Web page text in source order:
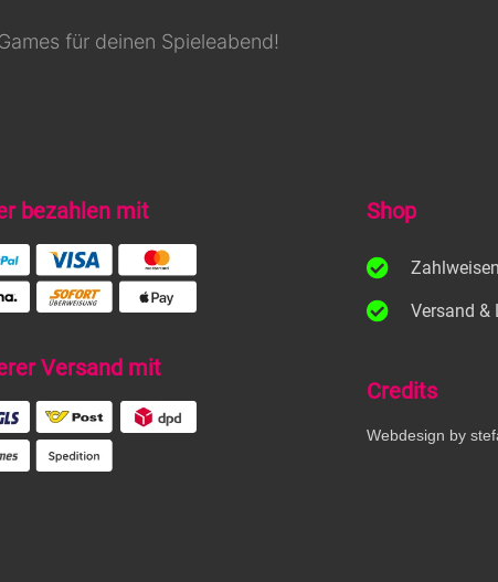
für deinen Spieleabend!
bezahlen mit
Versand mit
Shop
Zahlweisen
Versand &
Credits
Webdesign by